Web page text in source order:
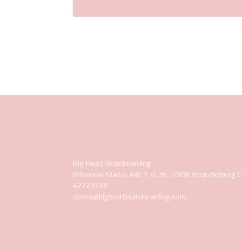
Big Heart Skateboarding
Prinsesse Maries Allé 1 st. th., 1908 Frederiksberg C
42723169
simon@bigheartskateboarding.com